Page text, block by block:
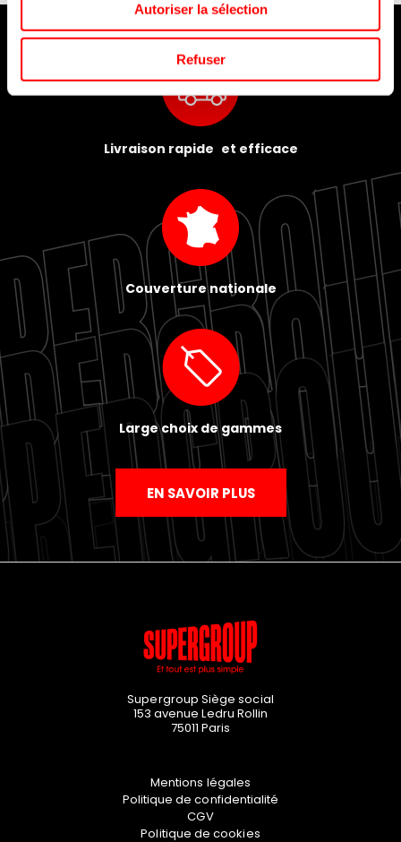
Autoriser la sélection
Refuser
Livraison rapide et efficace
Couverture nationale
Large choix de gammes
EN SAVOIR PLUS
Supergroup Siège social
153 avenue Ledru Rollin
75011 Paris
Mentions légales
Politique de confidentialité
CGV
Politique de cookies